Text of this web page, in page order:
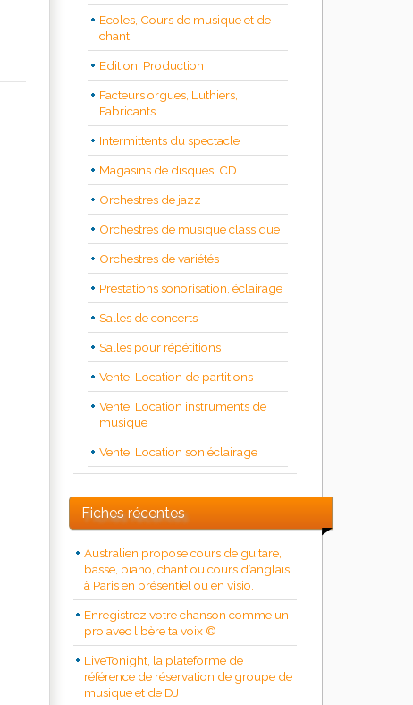
Ecoles, Cours de musique et de
chant
Edition, Production
Facteurs orgues, Luthiers,
Fabricants
Intermittents du spectacle
Magasins de disques, CD
Orchestres de jazz
Orchestres de musique classique
Orchestres de variétés
Prestations sonorisation, éclairage
Salles de concerts
Salles pour répétitions
Vente, Location de partitions
Vente, Location instruments de
musique
Vente, Location son éclairage
Fiches récentes
Australien propose cours de guitare,
basse, piano, chant ou cours d’anglais
à Paris en présentiel ou en visio.
Enregistrez votre chanson comme un
pro avec libère ta voix ©
LiveTonight, la plateforme de
référence de réservation de groupe de
musique et de DJ